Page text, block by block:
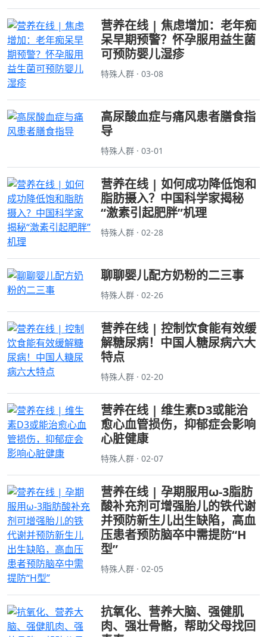
营养在线 | 焦虑增加：老年痴
呆早期预警？怀孕服用益生菌
可预防婴儿湿疹
特殊人群 · 03-08
高尿酸血症与痛风患者膳食指
导
特殊人群 · 03-01
营养在线 | 如何成功降低饱和
脂肪摄入？中国科学家揭秘
“激素引起肥胖”机理
特殊人群 · 02-28
聊聊婴儿配方奶粉的二三事
特殊人群 · 02-26
营养在线 | 控制饮食能有效缓
解糖尿病！中国人糖尿病六大
特点
特殊人群 · 02-20
营养在线 | 维生素D3或能治
愈心血管损伤，抑郁症会影响
心脏健康
特殊人群 · 02-07
营养在线 | 孕期服用ω-3脂肪
酸补充剂可增强胎儿的铁代谢
并预防新生儿出生缺陷，高血
压患者预防脑卒中需提防“H
型”
特殊人群 · 02-05
抗氧化、营养大脑、强健肌
肉、强壮骨骼，帮助父母找回